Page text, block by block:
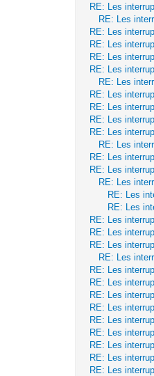
RE: Les
RE: Les
RE: Les
RE: Les
RE: Les
RE: Les
RE: Les
RE: Les
RE: Les
RE: Les
RE: Les
RE: Les
RE: Les
RE: Les
RE: Les
RE: Les
RE: Les
RE: Les
RE: Les
RE: Les
RE: Les
RE: Les
RE: Les
RE: Les
RE: Les
RE: Les
RE: Les
RE: Les
RE: Les
RE: Les